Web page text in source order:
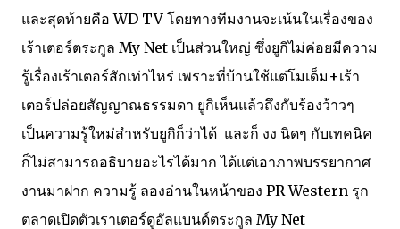
และสุดท้ายคือ WD TV โดยทางทีมงานจะเน้นในเรื่องของ
เร้าเตอร์ตระกูล My Net เป็นส่วนใหญ่ ซึ่งยูกิไม่ค่อยมีความ
รู้เรื่องเร้าเตอร์สักเท่าไหร่ เพราะที่บ้านใช้แต่โมเด็ม+เร้า
เตอร์ปล่อยสัญญาณธรรมดา ยูกิเห็นแล้วถึงกับร้องว้าวๆ
เป็นความรู้ใหม่สำหรับยูกิก็ว่าได้ และก็ งง นิดๆ กับเทคนิค
ก็ไม่สามารถอธิบายอะไรได้มาก ได้แต่เอาภาพบรรยากาศ
งานมาฝาก ความรู้ ลองอ่านในหน้าของ PR Western รุก
ตลาดเปิดตัวเราเตอร์ดูอัลแบนด์ตระกูล My Net